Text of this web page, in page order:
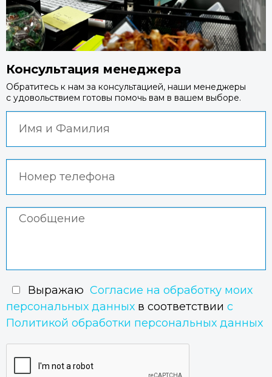
отделки, от самых разных цветов и оттенков и до имитации
природной древесины.
Не имеют проблем с обслуживанием. Они не нуждаются в
дополнительной обработке, техобслуживании и какой-
Недостатки
Сравнительно высокая цена. Обычно ПВХ-конструкции
стоят дешевле, алюминиевые же окна одни из самых
Уровень теплоизоляции ниже, чем у пластиковых окон.
Хотя эта задача сейчас легко решается дополнительным
уплотнителем.
Сегодня существует два типа такого остекления:
теплоизоляцию.
Продажа и монтаж алюминиевых окон в
Консультация менеджера
Обратитесь к нам за консультацией, наши менеджеры
с удовольствием готовы помочь вам в вашем выборе.
Выражаю Согласие на обработку моих
персональных данных в соответствии с
Политикой обработки персональных данных